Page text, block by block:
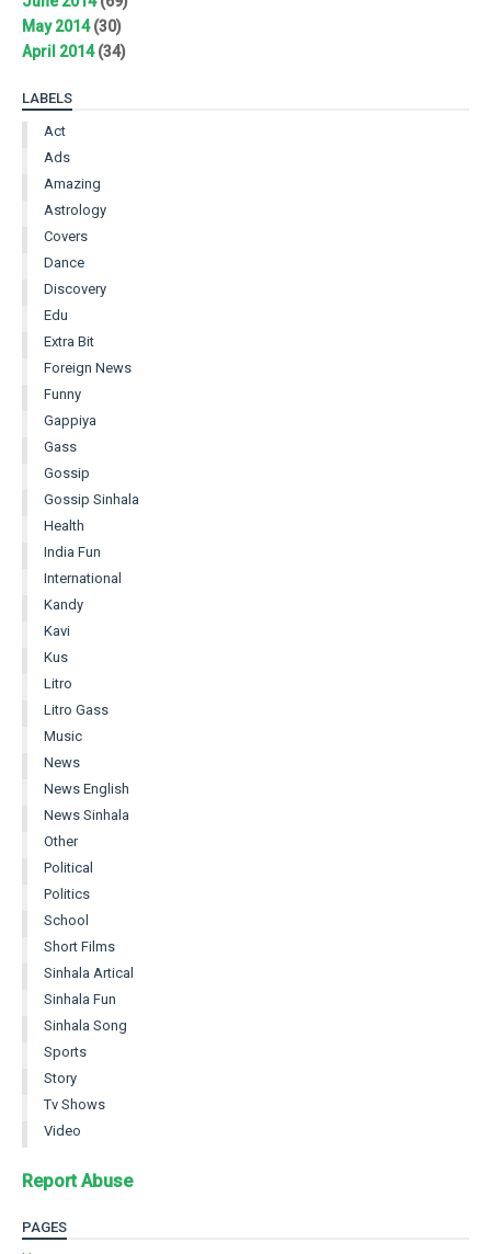
May 2014(30)
April 2014(34)
LABELS
Act
Ads
Amazing
Astrology
Covers
Dance
Discovery
Edu
Extra Bit
Foreign News
Funny
Gappiya
Gass
Gossip
Gossip Sinhala
Health
India Fun
International
Kandy
Kavi
Kus
Litro
Litro Gass
Music
News
News English
News Sinhala
Other
Political
Politics
School
Short Films
Sinhala Artical
Sinhala Fun
Sinhala Song
Sports
Story
Tv Shows
Video
Report Abuse
PAGES